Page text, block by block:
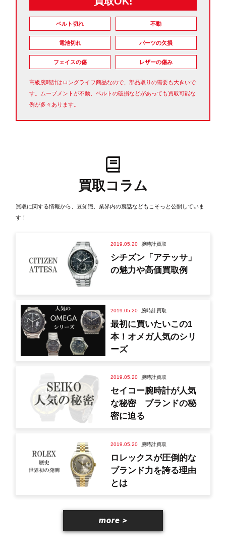
ベルト切れ 不動
電池切れ パーツの欠損
フェイスの傷 レザーの傷み
高級腕時計はロングライフ商品なので、部品取りの需要も大きいで
す。ムーブメントが不動、ベルトの破損などがあっても買取可能な
例が多々あります。
買取コラム
買取に関する情報から、豆知識、業界内の裏話などもこそっと公開していま
す！
2019.05.20 腕時計買取
シチズン「アテッサ」
の魅力や高価買取例
2019.05.20 腕時計買取
最初に買いたいこの1
本！オメガ人気のシリ
ーズ
2019.05.20 腕時計買取
セイコー腕時計が人気
な秘密 ブランドの秘
密に迫る
2019.05.20 腕時計買取
ロレックスが圧倒的な
ブランド力を誇る理由
とは
more >